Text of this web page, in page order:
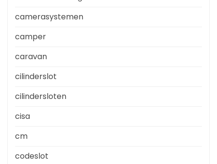
camerasystemen
camper
caravan
cilinderslot
cilindersloten
cisa
cm
codeslot